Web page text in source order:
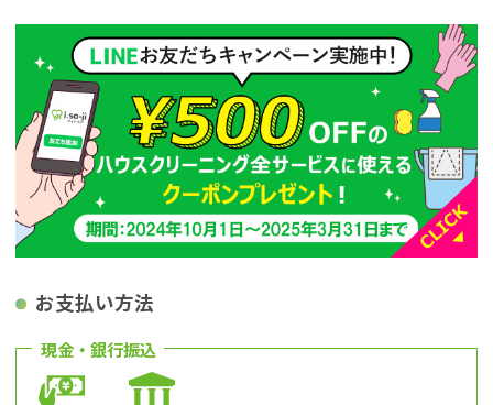
お支払い方法
現金・銀行振込